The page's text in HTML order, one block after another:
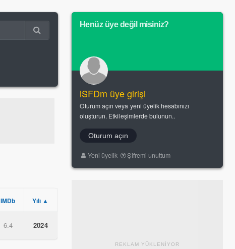
IMDb Yılı ▲
6.4 2024
Henüz üye değil misiniz?
iSFDm üye girişi
Oturum açın veya yeni üyelik hesabınızı
oluşturun. Etkileşimlerde bulunun..
Oturum açın
Yeni üyelik Şifremi unuttum
REKLAM YÜKLENİYOR